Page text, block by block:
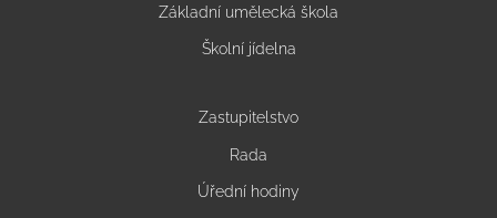
Základní umělecká škola
Školní jídelna
Zastupitelstvo
Rada
Úřední hodiny